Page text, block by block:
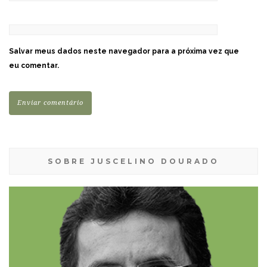
Salvar meus dados neste navegador para a próxima vez que
eu comentar.
SOBRE JUSCELINO DOURADO